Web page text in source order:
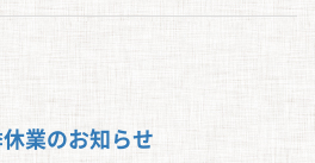
業のお知らせ